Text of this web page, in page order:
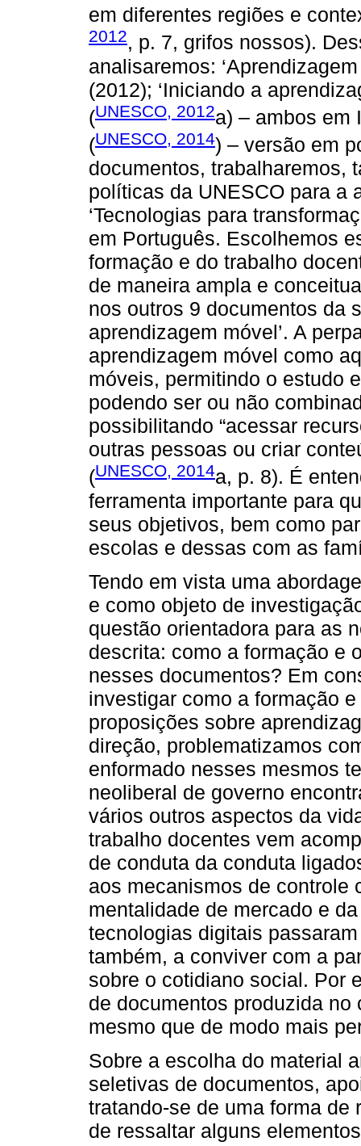
em diferentes regiões e
2012, p. 7, grifos nossos).
analisaremos:
(2012); ‘Iniciando a
(UNESCO, 2012a) – ambos em
(UNESCO, 2014) – versão em
documentos, trabalharemos,
políticas da UNESCO para a
‘Tecnologias para
em Português. Escolhemos
formação e do trabalho
de maneira ampla e
nos outros 9 documentos da
aprendizagem móvel’. A
aprendizagem móvel como
móveis, permitindo o estudo
podendo ser ou não
possibilitando “acessar
outras pessoas ou criar
(UNESCO, 2014a, p. 8). É
ferramenta importante para
seus objetivos, bem como
escolas e dessas com as
Tendo em vista uma
e como objeto de
questão orientadora para as
descrita: como a formação e
nesses documentos? Em
investigar como a formação
proposições sobre
direção, problematizamos
enformado nesses mesmos
neoliberal de governo
vários outros aspectos da
trabalho docentes vem
de conduta da conduta
aos mecanismos de controle
mentalidade de mercado e
tecnologias digitais
também, a conviver com a
sobre o cotidiano social. Por
de documentos produzida
mesmo que de modo mais
Sobre a escolha do material
seletivas de documentos,
tratando-se de uma forma
de ressaltar alguns